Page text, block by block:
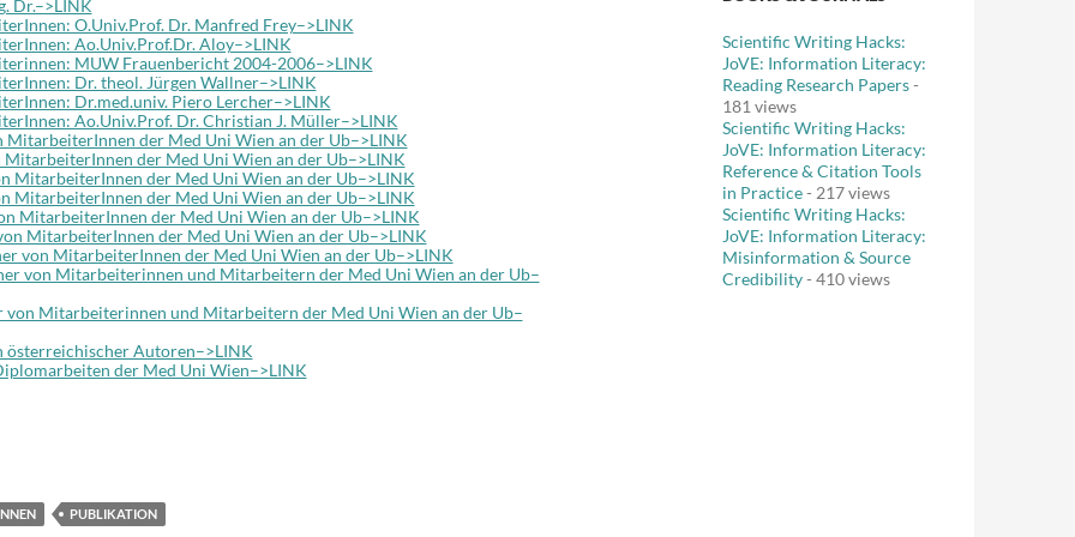
Dr.–>LINK
O.Univ.Prof. Dr. Manfred Frey–>LINK
Ao.Univ.Prof.Dr. Aloy–>LINK
MUW Frauenbericht 2004-2006–>LINK
Dr. theol. Jürgen Wallner–>LINK
Dr.med.univ. Piero Lercher–>LINK
Ao.Univ.Prof. Dr. Christian J. Müller–>LINK
MitarbeiterInnen der Med Uni Wien an der Ub–>LINK
MitarbeiterInnen der Med Uni Wien an der Ub–>LINK
MitarbeiterInnen der Med Uni Wien an der Ub–>LINK
MitarbeiterInnen der Med Uni Wien an der Ub–>LINK
MitarbeiterInnen der Med Uni Wien an der Ub–>LINK
MitarbeiterInnen der Med Uni Wien an der Ub–>LINK
von MitarbeiterInnen der Med Uni Wien an der Ub–>LINK
von Mitarbeiterinnen und Mitarbeitern der Med Uni Wien an der Ub–
von Mitarbeiterinnen und Mitarbeitern der Med Uni Wien an der Ub–
österreichischer Autoren–>LINK
der Med Uni Wien–>LINK
PUBLIKATION
Scientific Writing Hacks:
JoVE: Information Literacy:
Reading Research Papers-
181 views
Scientific Writing Hacks:
JoVE: Information Literacy:
Reference & Citation Tools
in Practice- 217 views
Scientific Writing Hacks:
JoVE: Information Literacy:
Misinformation & Source
Credibility- 410 views